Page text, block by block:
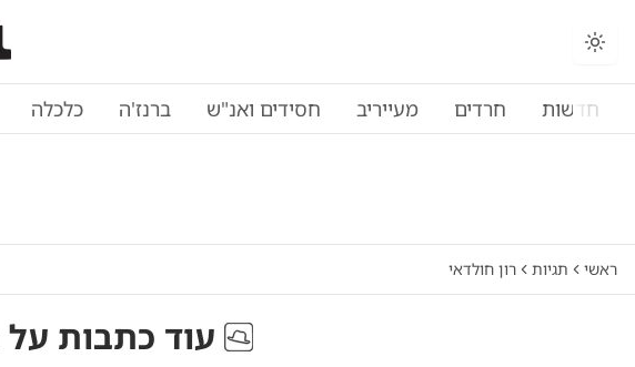
חדשות חרדים מעייריב חסידים ואנ"ש ברנז'ה כלכלה
ראשי תגיות רון חולדאי
עוד כתבות על